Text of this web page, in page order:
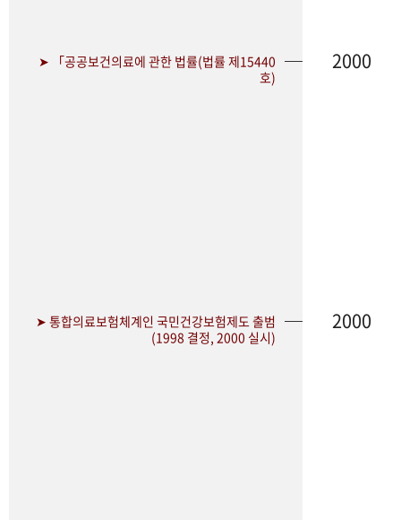
➤ 「공공보건의료에 관한 법률(법률 제15440
호)
2000
➤ 통합의료보험체계인 국민건강보험제도 출범
(1998 결정, 2000 실시)
2000